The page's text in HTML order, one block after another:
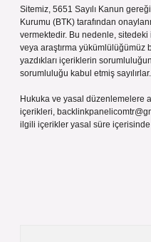
Sitemiz, 5651 Sayılı Kanun
Kurumu (BTK) tarafından
vermektedir. Bu nedenle,
veya araştırma yükümlülüğümüz
yazdıkları içeriklerin
sorumluluğu kabul etmiş sayılırlar.
Hukuka ve yasal düzenlemelere
içerikleri,
ilgili içerikler yasal süre içerisinde